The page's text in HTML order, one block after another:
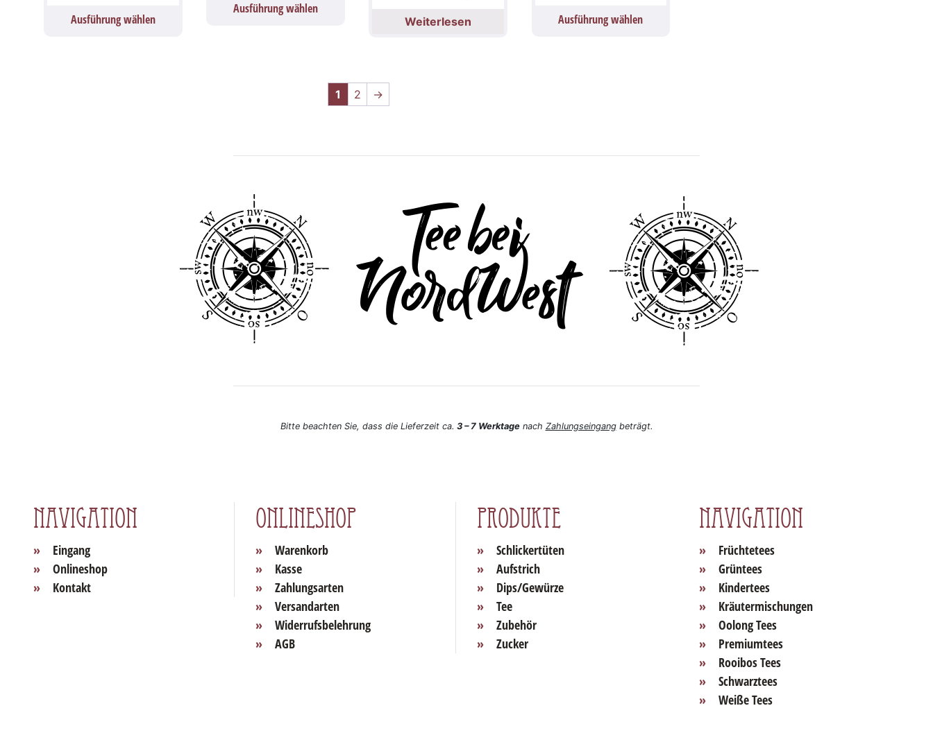
Ausführung wählen
Ausführung wählen
Weiterlesen Ausführung wählen
1 2 →
Bitte beachten Sie, dass die Lieferzeit ca. 3 – 7 Werktagenach Zahlungseingangbeträgt.
Navigation
Eingang
Onlineshop
Kontakt
Onlineshop
Warenkorb
Kasse
Zahlungsarten
Versandarten
Widerrufsbelehrung
AGB
Produkte
Schlickertüten
Aufstrich
Dips/Gewürze
Tee
Zubehör
Zucker
Navigation
Früchtetees
Grüntees
Kindertees
Kräutermischungen
Oolong Tees
Premiumtees
Rooibos Tees
Schwarztees
Weiße Tees